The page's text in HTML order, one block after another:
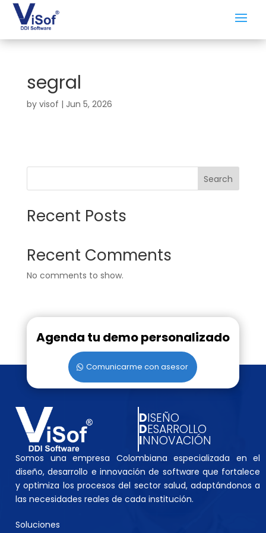
segral
by visof | Jun 5, 2026
Search
Recent Posts
Recent Comments
No comments to show.
Agenda tu demo personalizado
Comunicarme con asesor
DISEÑO
DESARROLLO
INNOVACIÓN
Somos una empresa Colombiana especializada en el
diseño, desarrollo e innovación de software que fortalece
y optimiza los procesos del sector salud, adaptándonos a
las necesidades reales de cada institución.
Soluciones